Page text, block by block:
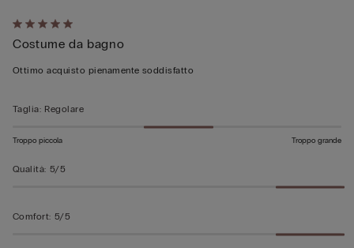
Valutato
5
su
Costume da bagno
Ottimo acquisto pienamente soddisfatto
Taglia: Regolare
Troppo piccola Troppo grande
Qualità: 5/5
Comfort: 5/5